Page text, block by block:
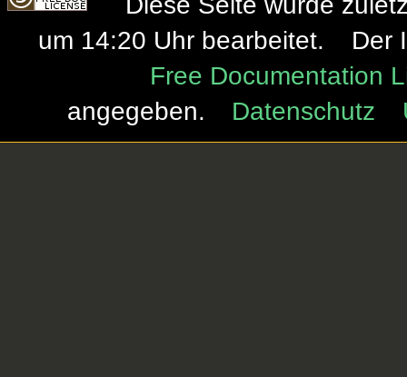
um 14:20 Uhr bearbeitet.
Der
Free Documentation
angegeben.
Datenschutz